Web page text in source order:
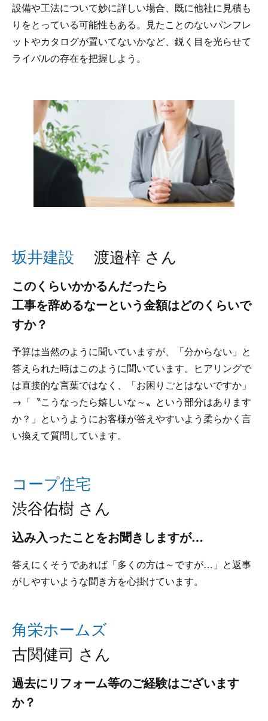
設備や工法について妙に詳しい場合、既に他社に見積も
りをとっている可能性もある。見たことのないパンフレ
ットやカタログが置いてないかなど、鋭く目を光らせて
ライバルの存在を把握しよう。
坂井建設 渡邉梓 さん
このくらいかかるんだったら
工事を辞めるなーという金額はどのくらいで
すか？
予算は当然のように聞いていますが、「分からない」と
答えられた時はこのように聞いています。ヒアリングで
は直接的な言葉ではなく、「お困りごとはないですか」
→「〝こうなったら嬉しいな～〟という部分はあります
か？」というようにお客様が答えやすいよう柔らかく言
い換えて質問しています。
コープ住宅
渋谷佑樹 さん
込み入ったことをお聞きしますが…
答えにくそうであれば「多くの方は～ですが…」と返事
がしやすいような聞き方を心掛けています。
角栄ホームズ
古関健司 さん
過去にリフォーム等のご経験はございます
か？